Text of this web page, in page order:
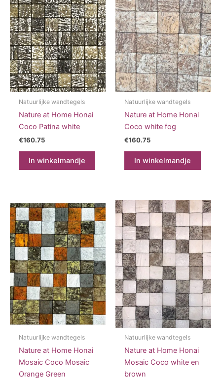
Natuurlijke wandtegels
Nature at Home Honai
Coco Patina white
€160.75
In winkelmandje
Natuurlijke wandtegels
Nature at Home Honai
Coco white fog
€160.75
In winkelmandje
Natuurlijke wandtegels
Nature at Home Honai
Mosaic Coco Mosaic
Orange Green
Natuurlijke wandtegels
Nature at Home Honai
Mosaic Coco white en
brown